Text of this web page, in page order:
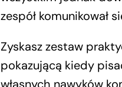
zespół komunikował
Zyskasz zestaw
pokazującą kiedy